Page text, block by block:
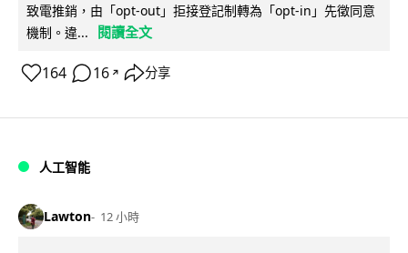
致電推銷，由「opt-out」拒接登記制轉為「opt-in」先徵同意
機制。違...
閱讀全文
164 16 ↗ 分享
人工智能
Lawton 12 小時